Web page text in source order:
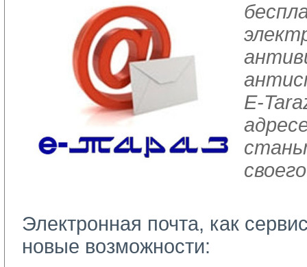
E-
Электронная почта, как
новые возможности: